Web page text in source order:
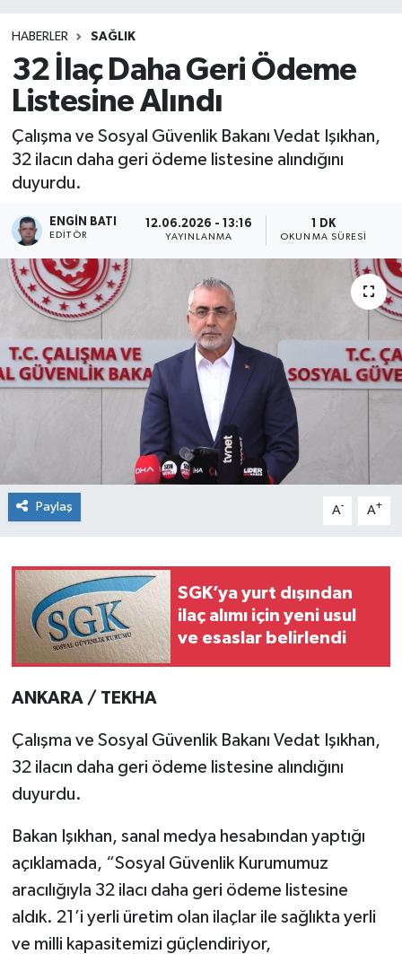
HABERLER SAĞLIK
32 İlaç Daha Geri Ödeme
Listesine Alındı
Çalışma ve Sosyal Güvenlik Bakanı Vedat Işıkhan,
32 ilacın daha geri ödeme listesine alındığını
duyurdu.
ENGIN BATI
EDITÖR
12.06.2026 - 13:16
YAYINLANMA
1 DK
OKUNMA SÜRESI
Paylaş A- A+
SGK’ya yurt dışından
ilaç alımı için yeni usul
ve esaslar belirlendi
ANKARA / TEKHA
Çalışma ve Sosyal Güvenlik Bakanı Vedat Işıkhan,
32 ilacın daha geri ödeme listesine alındığını
duyurdu.
Bakan Işıkhan, sanal medya hesabından yaptığı
açıklamada, “Sosyal Güvenlik Kurumumuz
aracılığıyla 32 ilacı daha geri ödeme listesine
aldık. 21’i yerli üretim olan ilaçlar ile sağlıkta yerli
ve milli kapasitemizi güçlendiriyor,